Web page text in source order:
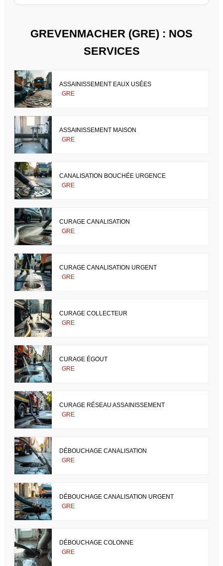
GREVENMACHER (GRE) : NOS
SERVICES
ASSAINISSEMENT EAUX USÉES
GRE
ASSAINISSEMENT MAISON
GRE
CANALISATION BOUCHÉE URGENCE
GRE
CURAGE CANALISATION
GRE
CURAGE CANALISATION URGENT
GRE
CURAGE COLLECTEUR
GRE
CURAGE ÉGOUT
GRE
CURAGE RÉSEAU ASSAINISSEMENT
GRE
DÉBOUCHAGE CANALISATION
GRE
DÉBOUCHAGE CANALISATION URGENT
GRE
DÉBOUCHAGE COLONNE
GRE